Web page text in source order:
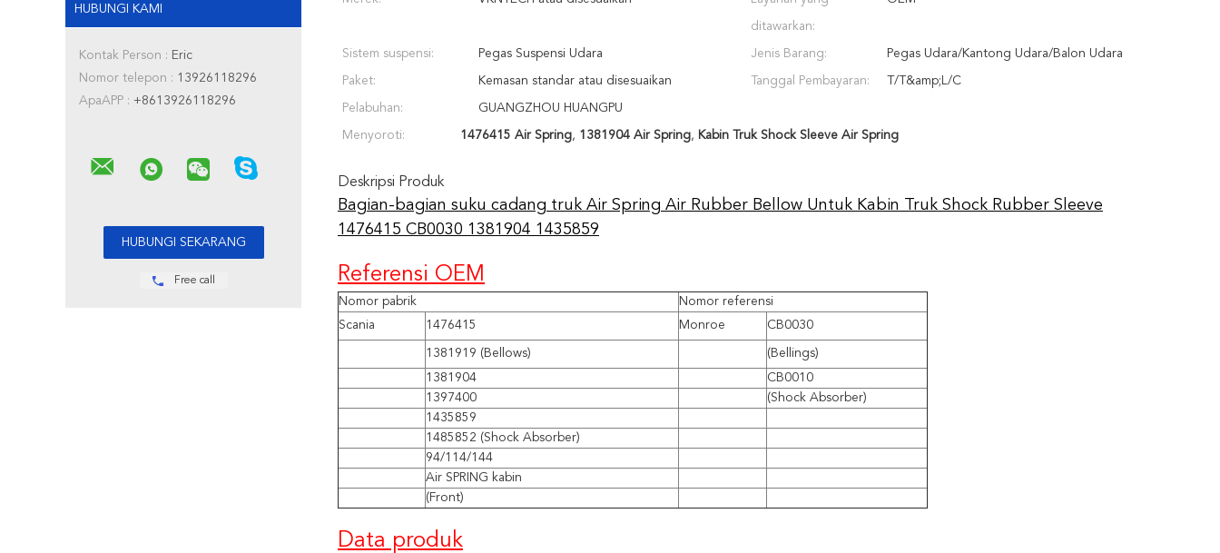
HUBUNGI KAMI
Kontak Person : Eric
Nomor telepon : 13926118296
ApaAPP : +8613926118296
Free call
ditawarkan:
Sistem suspensi: Pegas Suspensi Udara Jenis Barang: Pegas Udara/Kantong Udara/Balon Udara
Paket: Kemasan standar atau disesuaikan Tanggal Pembayaran: T/T&amp;L/C
Pelabuhan: GUANGZHOU HUANGPU
Menyoroti: 1476415 Air Spring, 1381904 Air Spring, Kabin Truk Shock Sleeve Air Spring
Deskripsi Produk
Bagian-bagian suku cadang truk Air Spring Air Rubber Bellow Untuk Kabin Truk Shock Rubber Sleeve
1476415 CB0030 1381904 1435859
Referensi OEM
Nomor pabrik
Nomor referensi
Scania
1476415 Monroe CB0030
1381919 (Bellows)
(Bellings)
1381904
CB0010
1397400
(Shock Absorber)
1435859
1485852 (Shock Absorber)
94/114/144
Air SPRING kabin
(Front)
Data produk